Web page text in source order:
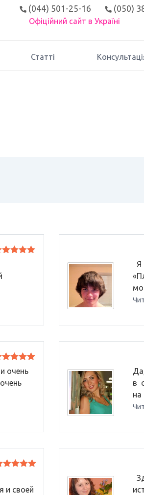
(044) 501-25-16 (050)
Офіційний сайт в Україні
Статті
5
Я
5
очень
в
на
и своей